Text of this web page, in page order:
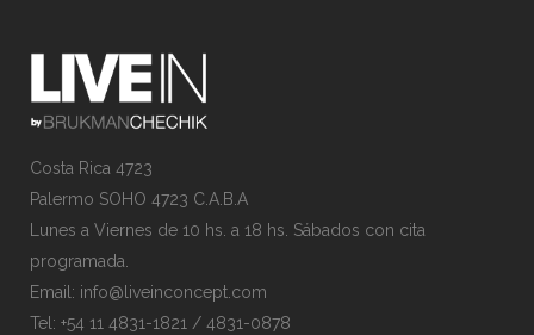
Costa Rica 4723
Palermo SOHO 4723 C.A.B.A
Lunes a Viernes de 10 hs. a 18 hs. Sábados con cita
programada.
Email: info@liveinconcept.com
Tel: +54 11 4831-1821 / 4831-0878